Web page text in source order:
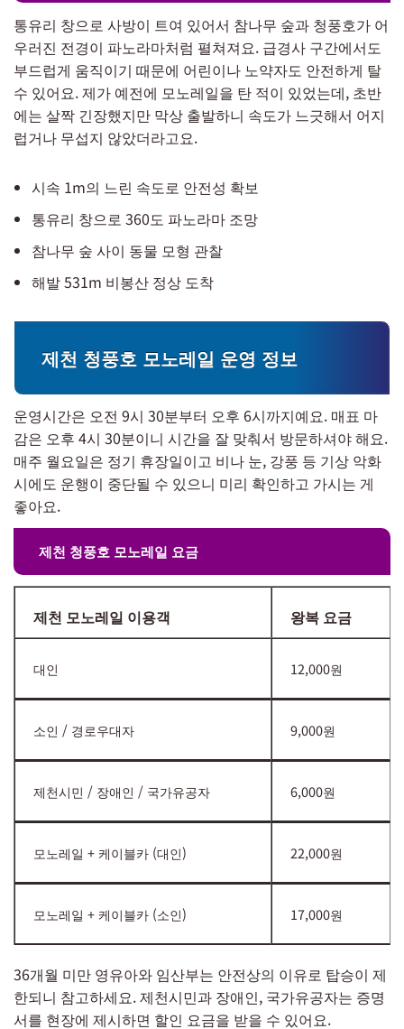
통유리 창으로 사방이 트여 있어서 참나무 숲과 청풍호가 어
우러진 전경이 파노라마처럼 펼쳐져요. 급경사 구간에서도
부드럽게 움직이기 때문에 어린이나 노약자도 안전하게 탈
수 있어요. 제가 예전에 모노레일을 탄 적이 있었는데, 초반
에는 살짝 긴장했지만 막상 출발하니 속도가 느긋해서 어지
럽거나 무섭지 않았더라고요.
시속 1m의 느린 속도로 안전성 확보
통유리 창으로 360도 파노라마 조망
참나무 숲 사이 동물 모형 관찰
해발 531m 비봉산 정상 도착
제천 청풍호 모노레일 운영 정보
운영시간은 오전 9시 30분부터 오후 6시까지예요. 매표 마
감은 오후 4시 30분이니 시간을 잘 맞춰서 방문하셔야 해요.
매주 월요일은 정기 휴장일이고 비나 눈, 강풍 등 기상 악화
시에도 운행이 중단될 수 있으니 미리 확인하고 가시는 게
좋아요.
제천 청풍호 모노레일 요금
제천 모노레일 이용객 왕복 요금
대인 12,000원
소인 / 경로우대자 9,000원
제천시민 / 장애인 / 국가유공자 6,000원
모노레일 + 케이블카 (대인) 22,000원
모노레일 + 케이블카 (소인) 17,000원
36개월 미만 영유아와 임산부는 안전상의 이유로 탑승이 제
한되니 참고하세요. 제천시민과 장애인, 국가유공자는 증명
서를 현장에 제시하면 할인 요금을 받을 수 있어요.